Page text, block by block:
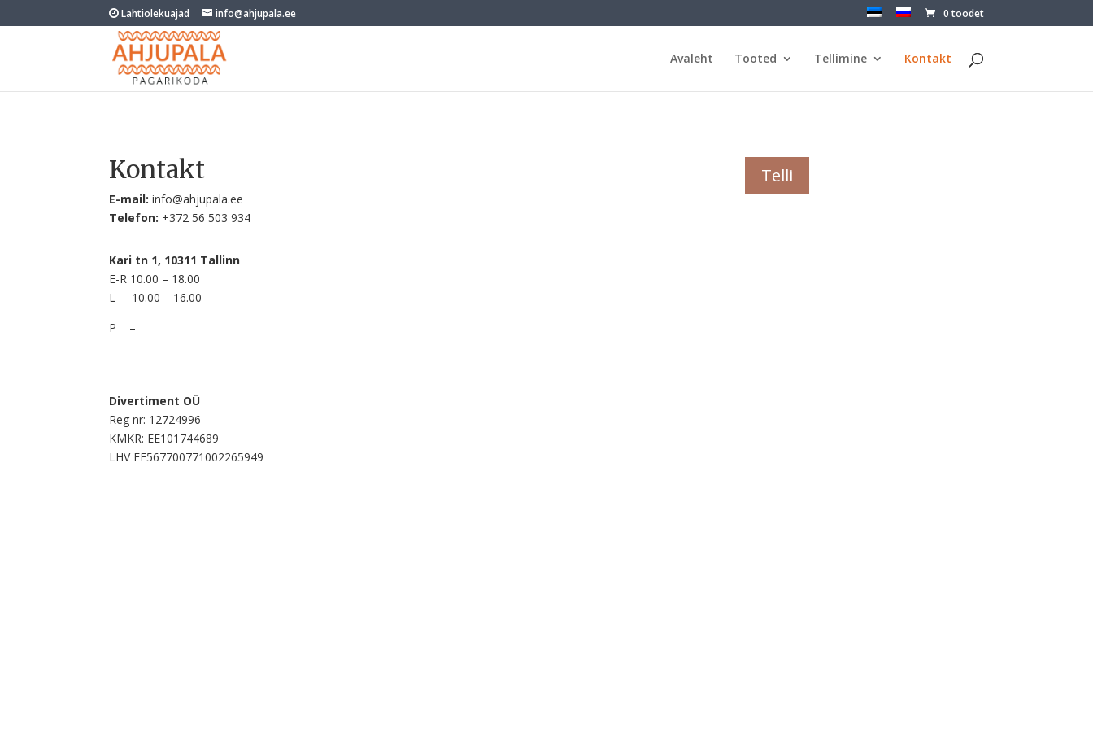
Lahtiolekuajad info@ahjupala.ee 0 toodet
Avaleht Tooted Tellimine Kontakt
Kontakt
E-mail: info@ahjupala.ee
Telefon: +372 56 503 934
Kari tn 1, 10311 Tallinn
E-R 10.00 – 18.00
L 10.00 – 16.00
P –
Divertiment OÜ
Reg nr: 12724996
KMKR: EE101744689
LHV EE567700771002265949
Telli